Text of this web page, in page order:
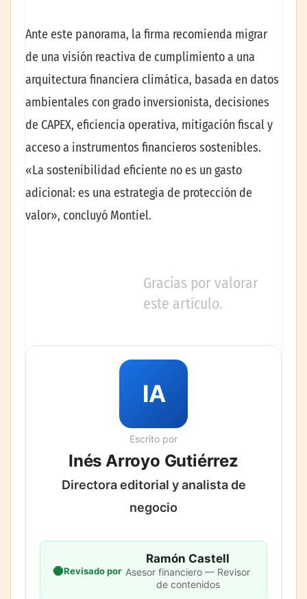
Ante este panorama, la firma recomienda migrar
de una visión reactiva de cumplimiento a una
arquitectura financiera climática, basada en datos
ambientales con grado inversionista, decisiones
de CAPEX, eficiencia operativa, mitigación fiscal y
acceso a instrumentos financieros sostenibles.
«La sostenibilidad eficiente no es un gasto
adicional: es una estrategia de protección de
valor», concluyó Montiel.
Gracias por valorar
este artículo.
IA
Escrito por
Inés Arroyo Gutiérrez
Directora editorial y analista de
negocio
Revisado por
Ramón Castell
Asesor financiero — Revisor
de contenidos